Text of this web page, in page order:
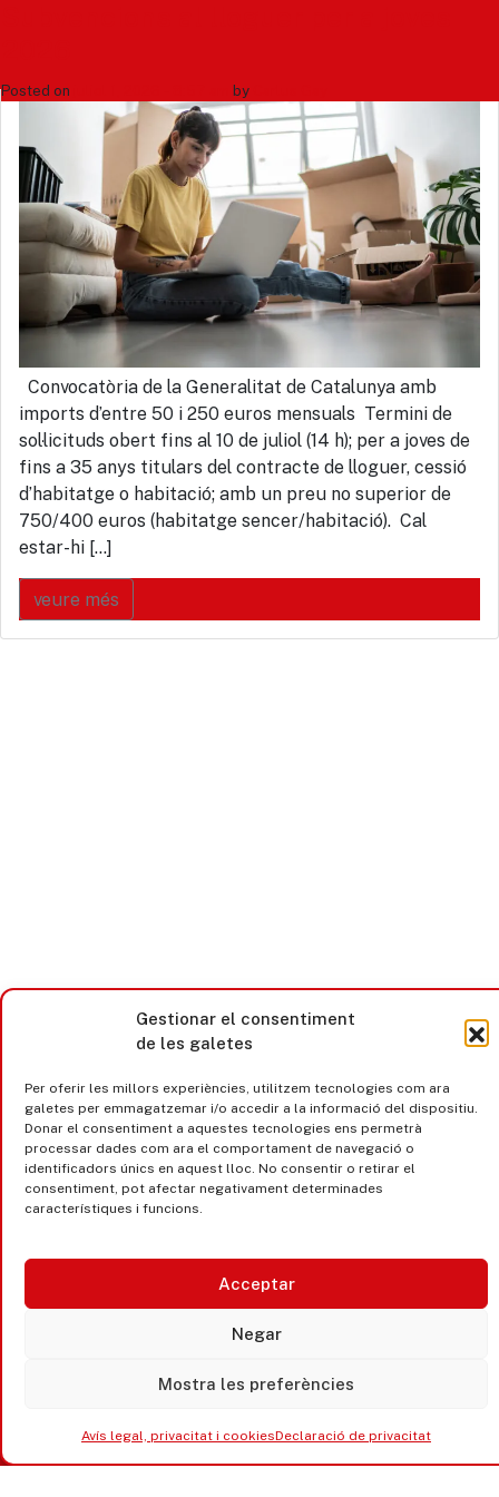
Gestionar el consentiment
de les galetes
Per oferir les millors experiències, utilitzem tecnologies com ara
galetes per emmagatzemar i/o accedir a la informació del dispositiu.
Donar el consentiment a aquestes tecnologies ens permetrà
processar dades com ara el comportament de navegació o
identificadors únics en aquest lloc. No consentir o retirar el
consentiment, pot afectar negativament determinades
característiques i funcions.
Acceptar
Negar
Mostra les preferències
Avís legal, privacitat i cookiesDeclaració de privacitat
Cerca
Posted on by
Convocatòria de la Generalitat de Catalunya amb
imports d’entre 50 i 250 euros mensuals Termini de
sol·licituds obert fins al 10 de juliol (14 h); per a joves de
fins a 35 anys titulars del contracte de lloguer, cessió
d’habitatge o habitació; amb un preu no superior de
750/400 euros (habitatge sencer/habitació). Cal
estar-hi […]
veure més
Castell d’Aro · Platja d’Aro · S’Agaró